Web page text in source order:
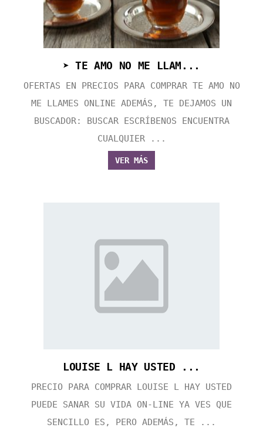
➤ TE AMO NO ME LLAM...
OFERTAS EN PRECIOS PARA COMPRAR TE AMO NO
ME LLAMES ONLINE ADEMÁS, TE DEJAMOS UN
BUSCADOR: BUSCAR ESCRÍBENOS ENCUENTRA
CUALQUIER ...
VER MÁS
LOUISE L HAY USTED ...
PRECIO PARA COMPRAR LOUISE L HAY USTED
PUEDE SANAR SU VIDA ON-LINE YA VES QUE
SENCILLO ES, PERO ADEMÁS, TE ...